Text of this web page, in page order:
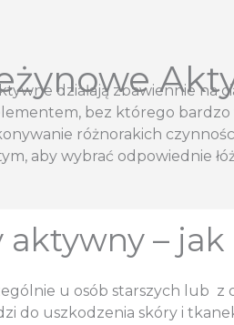
działają zbawiennie na
bez którego
różnorakich
aby wybrać odpowiednie
– jak
u osób starszych lub
do uszkodzenia skóry i